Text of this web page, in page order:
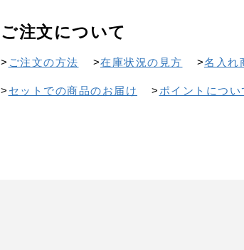
ご注文について
> ご注文の方法 >在庫状況の見方 >名入れ
> セットでの商品のお届け > ポイントについ